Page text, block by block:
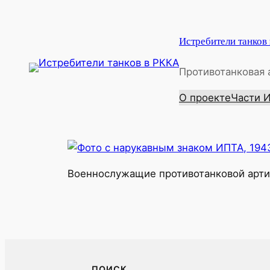
Истребители
О проектеЧасти
Военнослужащие противотанковой